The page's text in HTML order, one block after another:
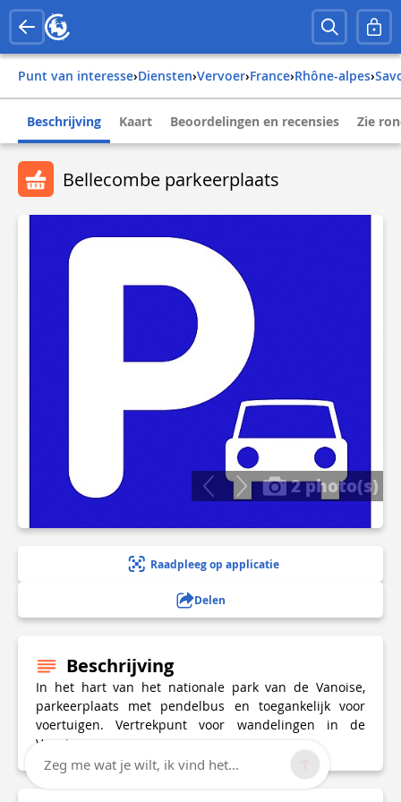
Punt van interesse› Diensten› Vervoer› france› rhône-alpes›
Beschrijving Kaart Beoordelingen en recensies Zie
Bellecombe parkeerplaats
2 photo(s)
Raadpleeg op applicatie
Delen
Beschrijving
In het hart van het nationale park van de Vanoise,
parkeerplaats met pendelbus en toegankelijk voor
voertuigen. Vertrekpunt voor wandelingen in de
Vanoise.
Zeg me wat je wilt, ik vind het...